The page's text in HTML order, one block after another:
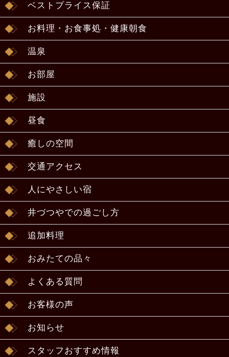
ベストプライス保証
お料理・お食事処・健康朝食
温泉
お部屋
施設
昼食
癒しの空間
交通アクセス
人にやさしい宿
井づつやでの過ごし方
追加料理
おみたての品々
よくある質問
お客様の声
お知らせ
スタッフおすすめ情報